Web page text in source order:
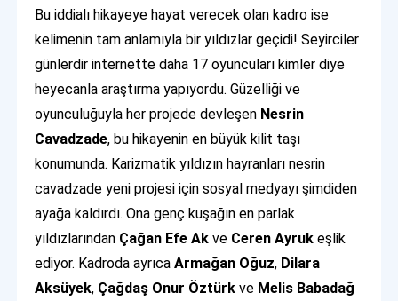
Bu iddialı hikayeye hayat verecek olan kadro ise
kelimenin tam anlamıyla bir yıldızlar geçidi! Seyirciler
günlerdir internette daha 17 oyuncuları kimler diye
heyecanla araştırma yapıyordu. Güzelliği ve
oyunculuğuyla her projede devleşen Nesrin
Cavadzade, bu hikayenin en büyük kilit taşı
konumunda. Karizmatik yıldızın hayranları nesrin
cavadzade yeni projesi için sosyal medyayı şimdiden
ayağa kaldırdı. Ona genç kuşağın en parlak
yıldızlarından Çağan Efe Ak ve Ceren Ayruk eşlik
ediyor. Kadroda ayrıcaArmağan Oğuz, Dilara
Aksüyek, Çağdaş Onur Öztürk ve Melis Babadağ